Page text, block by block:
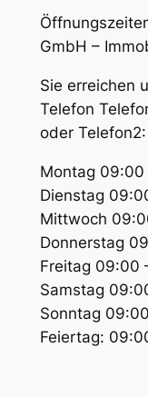
GmbH –
Sie erreichen
Telefon
oder
Montag 09:00
Dienstag
Mittwoch
Donnerstag
Freitag 09:00
Samstag
Sonntag
Feiertag: